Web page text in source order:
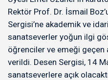
Rektör Prof. Dr. İsmail
Sergisi’ne akademik ve
sanatseverler yoğun ilgi
öğrenciler ve emeği
verildi. Desen Sergisi, 14
sanatseverlere açık